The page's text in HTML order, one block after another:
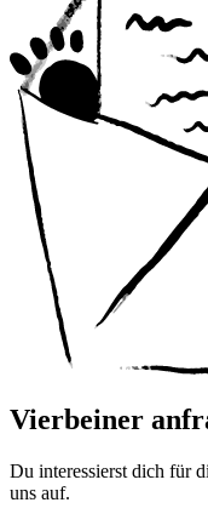
Vierbeiner
Du interessierst dich für
uns auf.